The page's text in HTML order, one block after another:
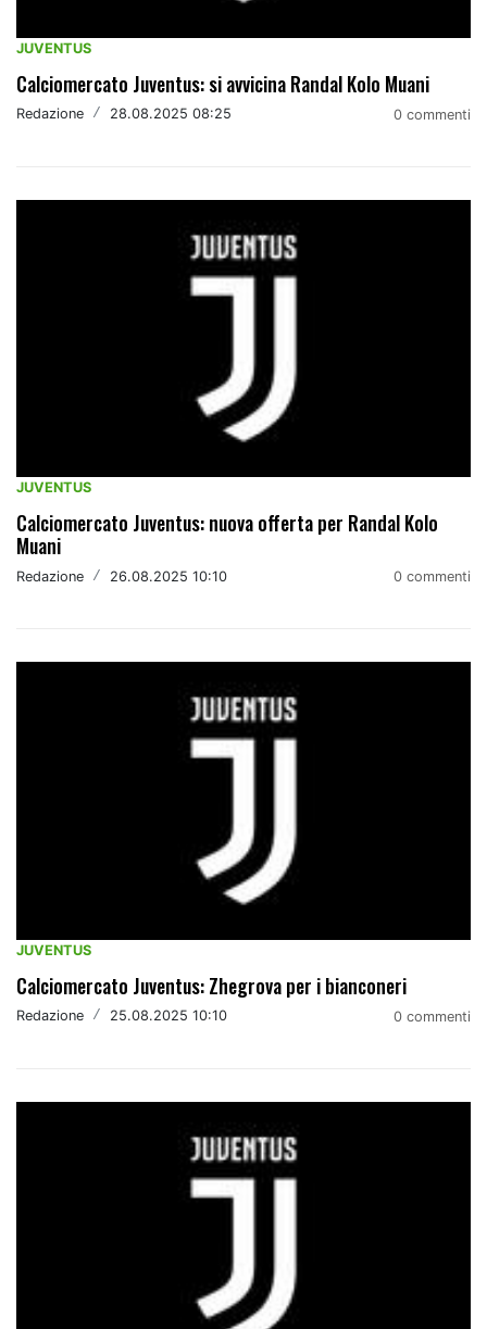
JUVENTUS
Calciomercato Juventus: si avvicina Randal Kolo Muani
Redazione / 28.08.2025 08:25 0 commenti
JUVENTUS
Calciomercato Juventus: nuova offerta per Randal Kolo
Muani
Redazione / 26.08.2025 10:10 0 commenti
JUVENTUS
Calciomercato Juventus: Zhegrova per i bianconeri
Redazione / 25.08.2025 10:10 0 commenti